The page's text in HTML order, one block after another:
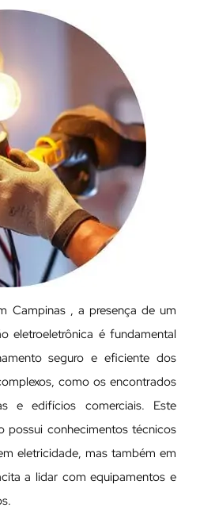
Campinas , a presença de um
eletroeletrônica é fundamental
seguro e eficiente dos
como os encontrados
e edifícios comerciais. Este
possui conhecimentos técnicos
eletricidade, mas também em
a lidar com equipamentos e